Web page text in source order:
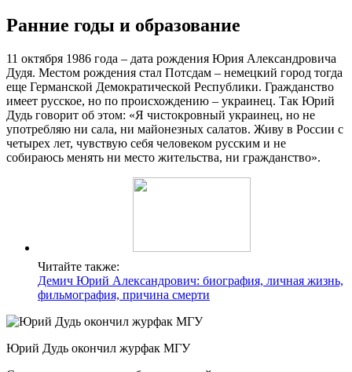
Ранние годы и образование
11 октября 1986 года – дата рождения Юрия Александровича
Дудя. Местом рождения стал Потсдам – немецкий город тогда
еще Германской Демократической Республики. Гражданство
имеет русское, но по происхождению – украинец. Так Юрий
Дудь говорит об этом: «Я чистокровный украинец, но не
употребляю ни сала, ни майонезных салатов. Живу в России с
четырех лет, чувствую себя человеком русским и не
собираюсь менять ни место жительства, ни гражданство».
Читайте также:
Демич Юрий Александрович: биография, личная жизнь,
фильмография, причина смерти
Юрий Дудь окончил журфак МГУ